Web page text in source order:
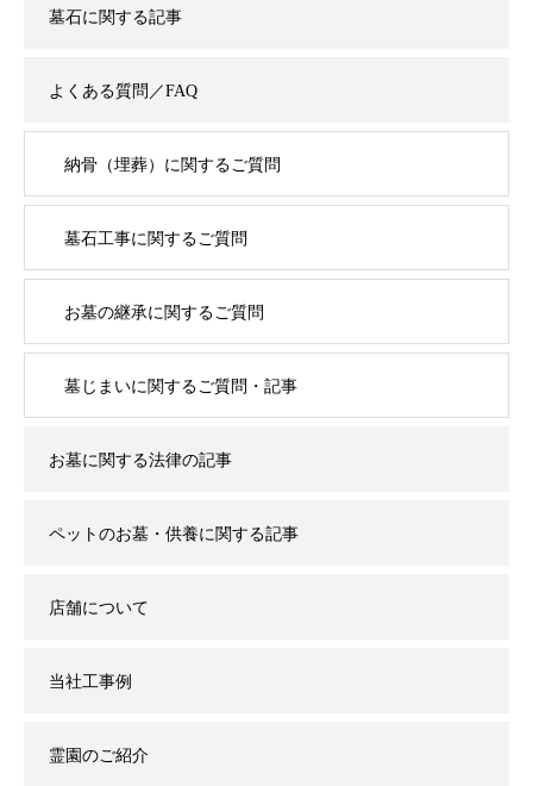
墓石に関する記事
よくある質問／FAQ
納骨（埋葬）に関するご質問
墓石工事に関するご質問
お墓の継承に関するご質問
墓じまいに関するご質問・記事
お墓に関する法律の記事
ペットのお墓・供養に関する記事
店舗について
当社工事例
霊園のご紹介